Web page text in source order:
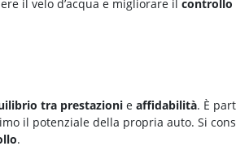
il velo d’acqua e migliorare il controllo
tra prestazioni e affidabilità. È
il potenziale della propria auto. Si
.